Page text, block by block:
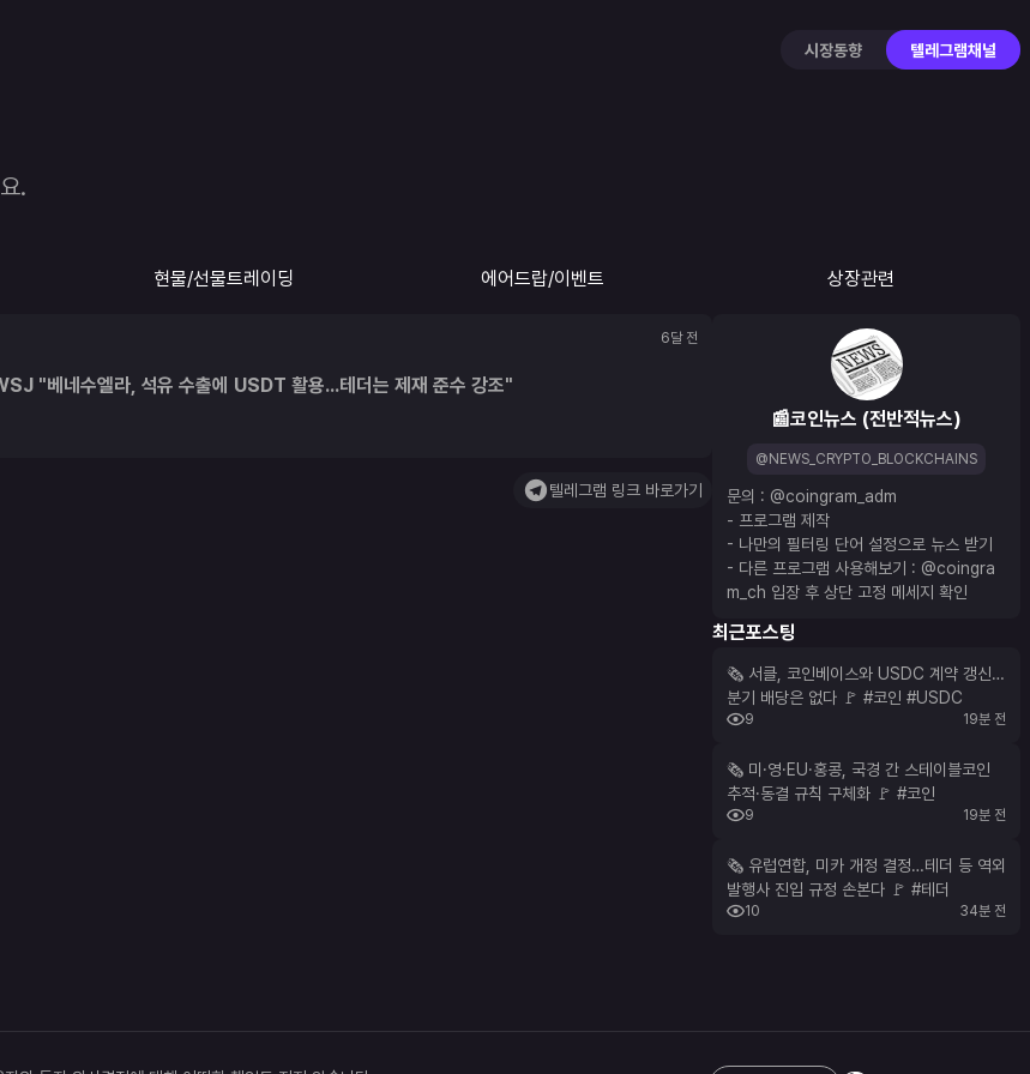
시장동향 텔레그램채널
.
현물/선물트레이딩 에어드랍/이벤트 상장관련
6달 전
"베네수엘라, 석유 수출에 USDT 활용...테더는 제재 준수 강조"
텔레그램 링크 바로가기
📰코인뉴스 (전반적뉴스)
@NEWS_CRYPTO_BLOCKCHAINS
문의 : @coingram_adm
- 프로그램 제작
- 나만의 필터링 단어 설정으로 뉴스 받기
- 다른 프로그램 사용해보기 : @coingra
m_ch 입장 후 상단 고정 메세지 확인
최근포스팅
🗞 서클, 코인베이스와 USDC 계약 갱신…
분기 배당은 없다 🚩 #코인 #USDC
9 19분 전
🗞 미·영·EU·홍콩, 국경 간 스테이블코인
추적·동결 규칙 구체화 🚩 #코인
9 19분 전
🗞 유럽연합, 미카 개정 결정…테더 등 역외
발행사 진입 규정 손본다 🚩 #테더
10 34분 전